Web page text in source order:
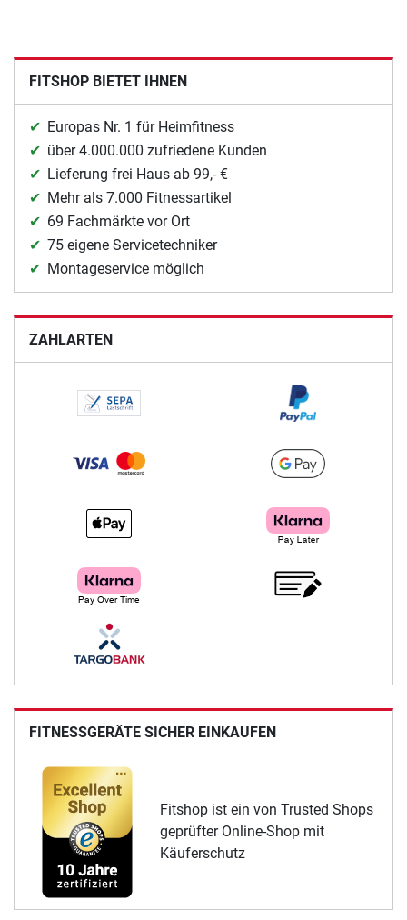
FITSHOP BIETET IHNEN
Europas Nr. 1 für Heimfitness
über 4.000.000 zufriedene Kunden
Lieferung frei Haus ab 99,- €
Mehr als 7.000 Fitnessartikel
69 Fachmärkte vor Ort
75 eigene Servicetechniker
Montageservice möglich
ZAHLARTEN
FITNESSGERÄTE SICHER EINKAUFEN
Fitshop ist ein von Trusted Shops
geprüfter Online-Shop mit
Käuferschutz